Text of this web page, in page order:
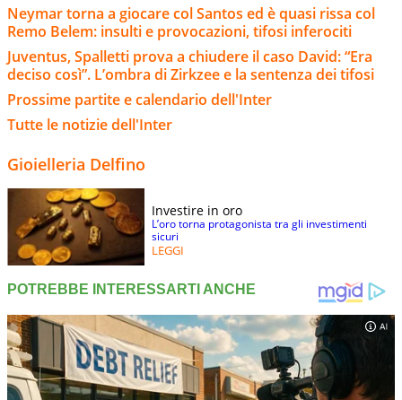
Neymar torna a giocare col Santos ed è quasi rissa col
Remo Belem: insulti e provocazioni, tifosi inferociti
Juventus, Spalletti prova a chiudere il caso David: “Era
deciso così”. L’ombra di Zirkzee e la sentenza dei tifosi
Prossime partite e calendario dell'Inter
Tutte le notizie dell'Inter
Gioielleria Delfino
Investire in oro
L’oro torna protagonista tra gli investimenti
sicuri
LEGGI